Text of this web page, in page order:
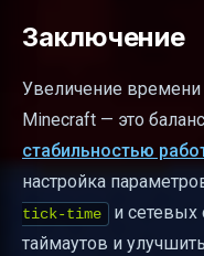
Заключение
Увеличение
Minecraft — это
стабильностью
настройка
tick-time
и
таймаутов и